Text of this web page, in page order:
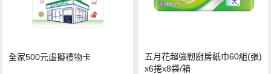
全家500元虛擬禮物卡
五月花超強韌廚房紙巾60組(張)
x6捲x8袋/箱